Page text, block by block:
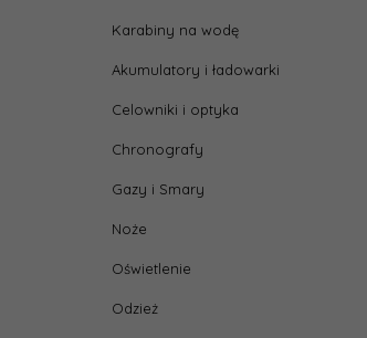
Karabiny na wodę
Akumulatory i ładowarki
Celowniki i optyka
Chronografy
Gazy i Smary
Noże
Oświetlenie
Odzież